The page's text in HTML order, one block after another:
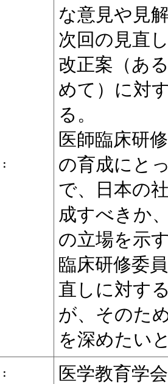
：
な意見や見
次回の見直
改正案（あ
めて）に対
る。
医師臨床研
の育成にと
で、日本の
成すべきか
の立場を示
臨床研修委
直しに対す
が、そのた
を深めたい
： 医学教育学